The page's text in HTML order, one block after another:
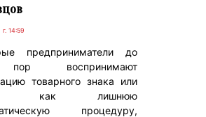
14:59
предприниматели до
воспринимают
товарного знака или
как лишнюю
процедуру,